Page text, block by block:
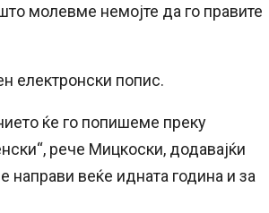
молевме немојте да го правите
електронски попис.
ќе го попишеме преку
рече Мицкоски, додавајќи
направи веќе идната година и за